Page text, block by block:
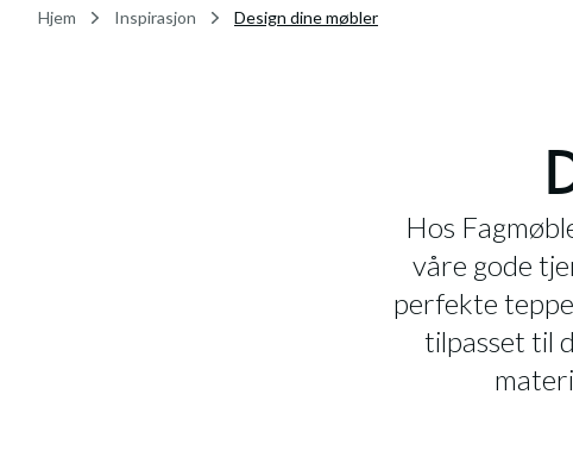
Hjem Inspirasjon Design dine møbler
Hos
våre gode
perfekte
tilpasset til